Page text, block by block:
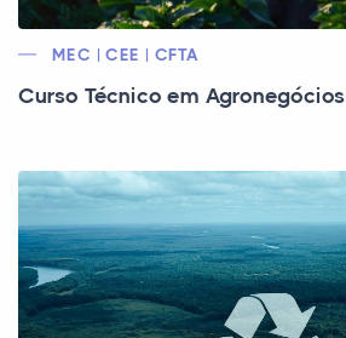
MEC | CEE | CFTA
Curso Técnico em Agronegócios